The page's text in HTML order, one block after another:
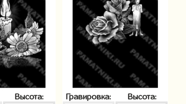
Высота: Гравировка: Высота: